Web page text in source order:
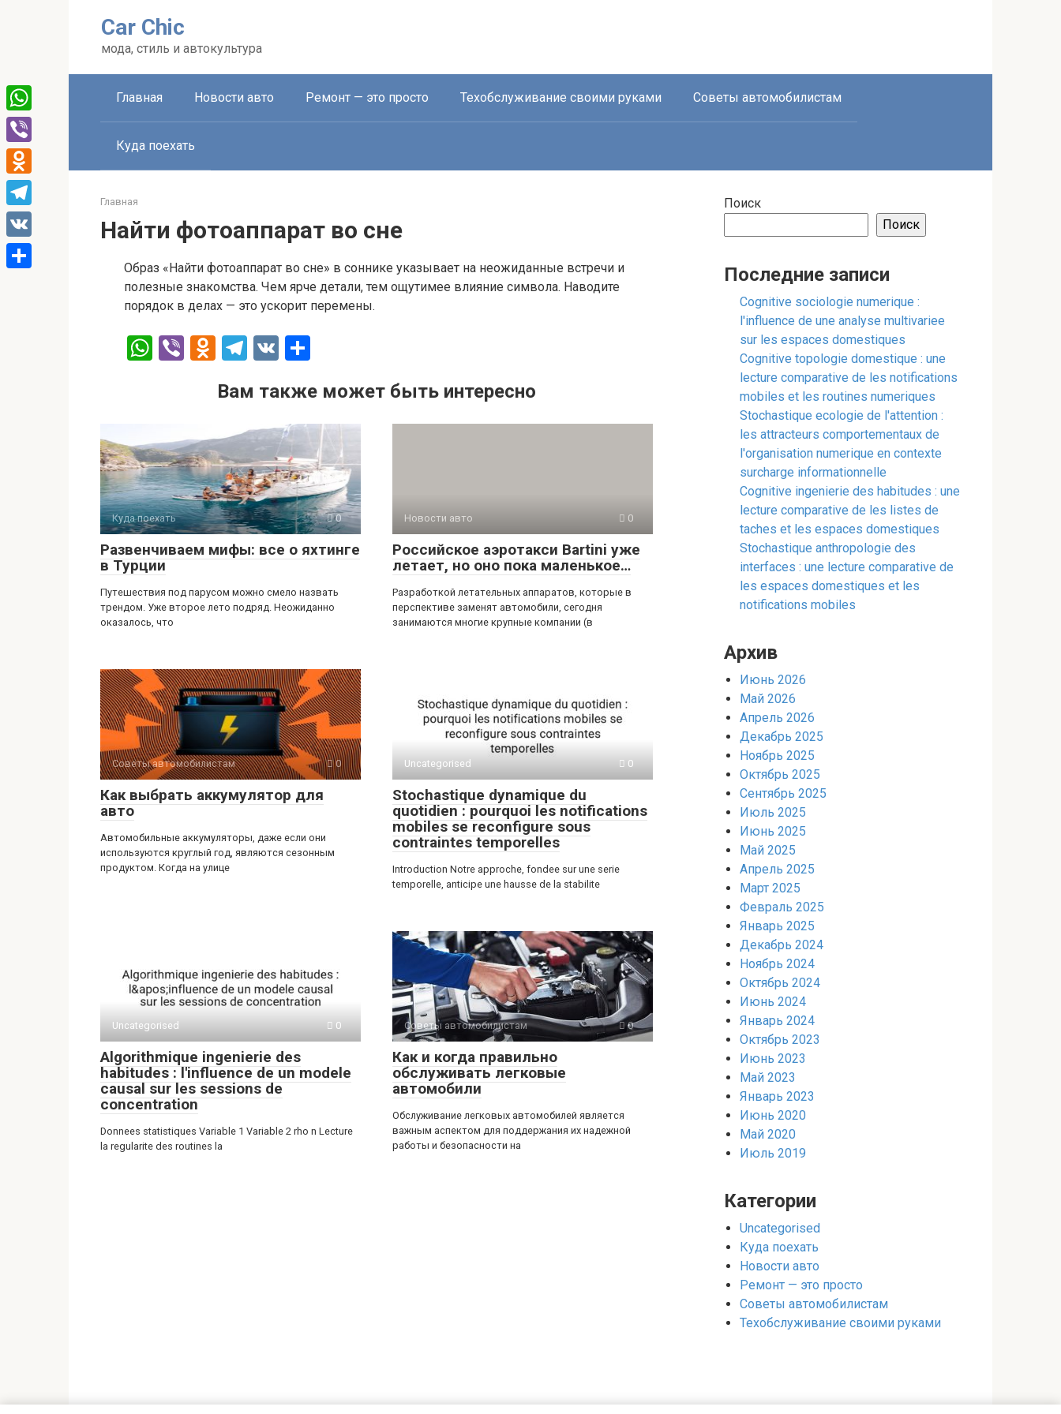
Car Chic
мода, стиль и автокультура
Главная Новости авто Ремонт — это просто Техобслуживание своими руками Советы автомобилистам
Куда поехать
Главная
Найти фотоаппарат во сне
Образ «Найти фотоаппарат во сне» в соннике указывает на неожиданные встречи и
полезные знакомства. Чем ярче детали, тем ощутимее влияние символа. Наводите
порядок в делах — это ускорит перемены.
W
A
p
p
Vi O
n
kl
a
ss
ni
ki
T
e
gr
a
m
V
п
р
а
в
и
ть
Вам также может быть интересно
Куда поехать 0
Развенчиваем мифы: все о яхтинге
в Турции
Путешествия под парусом можно смело назвать
трендом. Уже второе лето подряд. Неожиданно
оказалось, что
Новости авто 0
Российское аэротакси Bartini уже
летает, но оно пока маленькое…
Разработкой летательных аппаратов, которые в
перспективе заменят автомобили, сегодня
занимаются многие крупные компании (в
Советы автомобилистам 0
Как выбрать аккумулятор для
авто
Автомобильные аккумуляторы, даже если они
используются круглый год, являются сезонным
продуктом. Когда на улице
Uncategorised 0
Stochastique dynamique du
quotidien : pourquoi les notifications
mobiles se reconfigure sous
contraintes temporelles
Introduction Notre approche, fondee sur une serie
temporelle, anticipe une hausse de la stabilite
Uncategorised 0
Algorithmique ingenierie des
habitudes : l'influence de un modele
causal sur les sessions de
concentration
Donnees statistiques Variable 1 Variable 2 rho n Lecture
la regularite des routines la
Советы автомобилистам 0
Как и когда правильно
обслуживать легковые
автомобили
Обслуживание легковых автомобилей является
важным аспектом для поддержания их надежной
работы и безопасности на
Поиск
Поиск
Последние записи
Cognitive sociologie numerique :
l'influence de une analyse multivariee
sur les espaces domestiques
Cognitive topologie domestique : une
lecture comparative de les notifications
mobiles et les routines numeriques
Stochastique ecologie de l'attention :
les attracteurs comportementaux de
l'organisation numerique en contexte
surcharge informationnelle
Cognitive ingenierie des habitudes : une
lecture comparative de les listes de
taches et les espaces domestiques
Stochastique anthropologie des
interfaces : une lecture comparative de
les espaces domestiques et les
notifications mobiles
Архив
Июнь 2026
Май 2026
Апрель 2026
Декабрь 2025
Ноябрь 2025
Октябрь 2025
Сентябрь 2025
Июль 2025
Июнь 2025
Май 2025
Апрель 2025
Март 2025
Февраль 2025
Январь 2025
Декабрь 2024
Ноябрь 2024
Октябрь 2024
Июнь 2024
Январь 2024
Октябрь 2023
Июнь 2023
Май 2023
Январь 2023
Июнь 2020
Май 2020
Июль 2019
Категории
Uncategorised
Куда поехать
Новости авто
Ремонт — это просто
Советы автомобилистам
Техобслуживание своими руками
WhatsApp
Viber
Odnoklassniki
Telegram
VK